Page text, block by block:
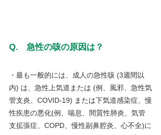
Q.　急性の咳の原因は？
・最も一般的には、成人の急性咳 (3週間以
内) は、急性上気道または (例、風邪、急性気
管支炎、COVID-19) または下気道感染症、慢
性疾患の悪化(例、喘息、間質性肺炎、気管
支拡張症、COPD、慢性副鼻腔炎、心不全)に